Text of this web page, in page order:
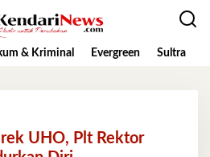
& Kriminal Evergreen Sultra
UHO, Plt Rektor